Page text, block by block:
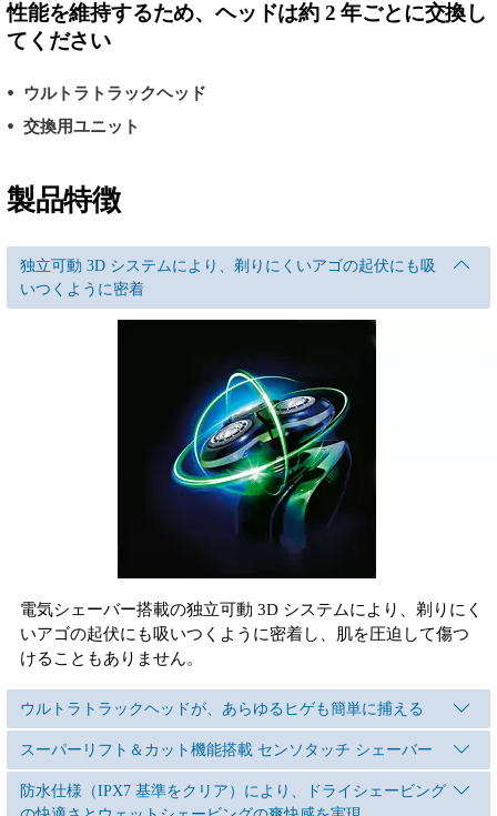
性能を維持するため、ヘッドは約 2 年ごとに交換し
てください
ウルトラトラックヘッド
交換用ユニット
製品特徴
独立可動 3D システムにより、剃りにくいアゴの起伏にも吸
いつくように密着
電気シェーバー搭載の独立可動 3D システムにより、剃りにく
いアゴの起伏にも吸いつくように密着し、肌を圧迫して傷つ
けることもありません。
ウルトラトラックヘッドが、あらゆるヒゲも簡単に捕える
スーパーリフト＆カット機能搭載 センソタッチ シェーバー
防水仕様（IPX7 基準をクリア）により、ドライシェービング